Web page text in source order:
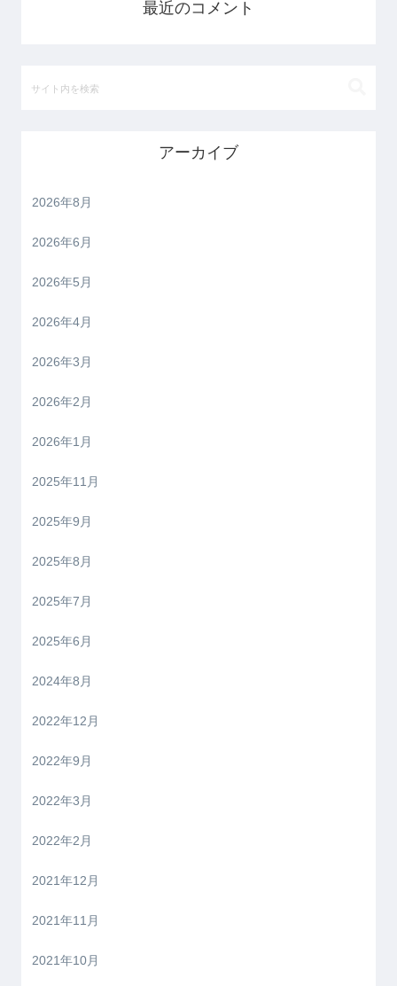
最近のコメント
アーカイブ
2026年8月
2026年6月
2026年5月
2026年4月
2026年3月
2026年2月
2026年1月
2025年11月
2025年9月
2025年8月
2025年7月
2025年6月
2024年8月
2022年12月
2022年9月
2022年3月
2022年2月
2021年12月
2021年11月
2021年10月